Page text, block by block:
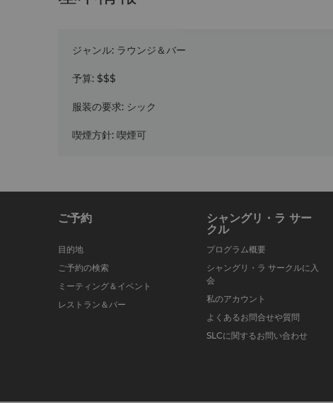
ジャンル: ラウンジ＆バー
予算: $$$
服装の要求: シック
喫煙方針: 喫煙可
ご予約
目的地
ご予約の検索
ミーティング＆イベント
レストラン＆バー
シャングリ・ラ サー
クル
プログラム概要
シャングリ・ラ サークルに入
会
私のアカウント
よくあるお問合せや質問
SLCに関するお問い合わせ